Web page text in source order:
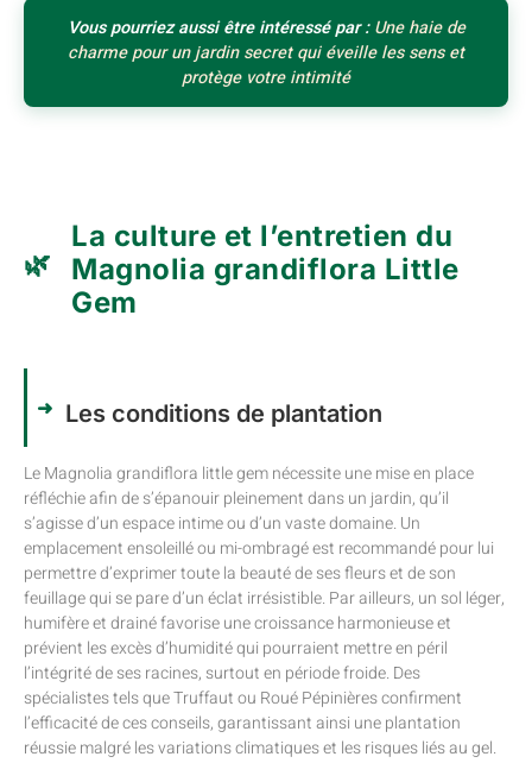
Vous pourriez aussi être intéressé par :Une haie de
charme pour un jardin secret qui éveille les sens et
protège votre intimité
La culture et l’entretien du
Magnolia grandiflora Little
Gem
Les conditions de plantation
Le Magnolia grandiflora little gem nécessite une mise en place
réfléchie afin de s’épanouir pleinement dans un jardin, qu’il
s’agisse d’un espace intime ou d’un vaste domaine. Un
emplacement ensoleillé ou mi-ombragé est recommandé pour lui
permettre d’exprimer toute la beauté de ses fleurs et de son
feuillage qui se pare d’un éclat irrésistible. Par ailleurs, un sol léger,
humifère et drainé favorise une croissance harmonieuse et
prévient les excès d’humidité qui pourraient mettre en péril
l’intégrité de ses racines, surtout en période froide. Des
spécialistes tels que Truffaut ou Roué Pépinières confirment
l’efficacité de ces conseils, garantissant ainsi une plantation
réussie malgré les variations climatiques et les risques liés au gel.